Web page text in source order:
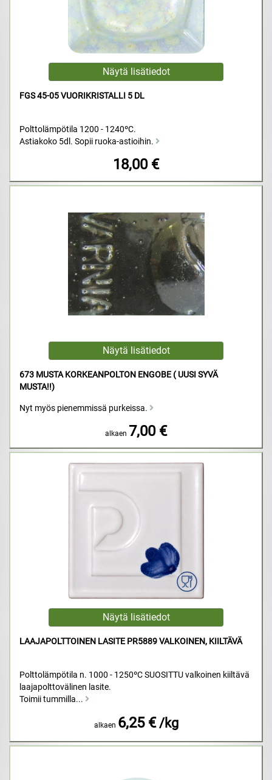
FGS 45-05 VUORIKRISTALLI 5 DL
Polttolämpötila 1200 - 1240ºC.
Astiakoko 5dl. Sopii ruoka-astioihin.
18,00 €
673 MUSTA KORKEANPOLTON ENGOBE ( UUSI SYVÄ
MUSTA!!)
Nyt myös pienemmissä purkeissa.
alkaen 7,00 €
LAAJAPOLTTOINEN LASITE PR5889 VALKOINEN, KIILTÄVÄ
Polttolämpötila n. 1000 - 1250ºC SUOSITTU valkoinen kiiltävä
laajapolttovälinen lasite.
Toimii tummilla...
alkaen 6,25 € /kg